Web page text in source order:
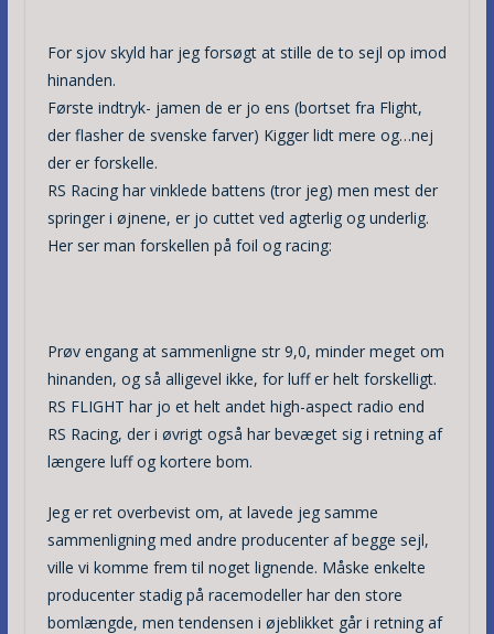
For sjov skyld har jeg forsøgt at stille de to sejl op imod
hinanden.
Første indtryk- jamen de er jo ens (bortset fra Flight,
der flasher de svenske farver) Kigger lidt mere og…nej
der er forskelle.
RS Racing har vinklede battens (tror jeg) men mest der
springer i øjnene, er jo cuttet ved agterlig og underlig.
Her ser man forskellen på foil og racing:
Prøv engang at sammenligne str 9,0, minder meget om
hinanden, og så alligevel ikke, for luff er helt forskelligt.
RS FLIGHT har jo et helt andet high-aspect radio end
RS Racing, der i øvrigt også har bevæget sig i retning af
længere luff og kortere bom.
Jeg er ret overbevist om, at lavede jeg samme
sammenligning med andre producenter af begge sejl,
ville vi komme frem til noget lignende. Måske enkelte
producenter stadig på racemodeller har den store
bomlængde, men tendensen i øjeblikket går i retning af